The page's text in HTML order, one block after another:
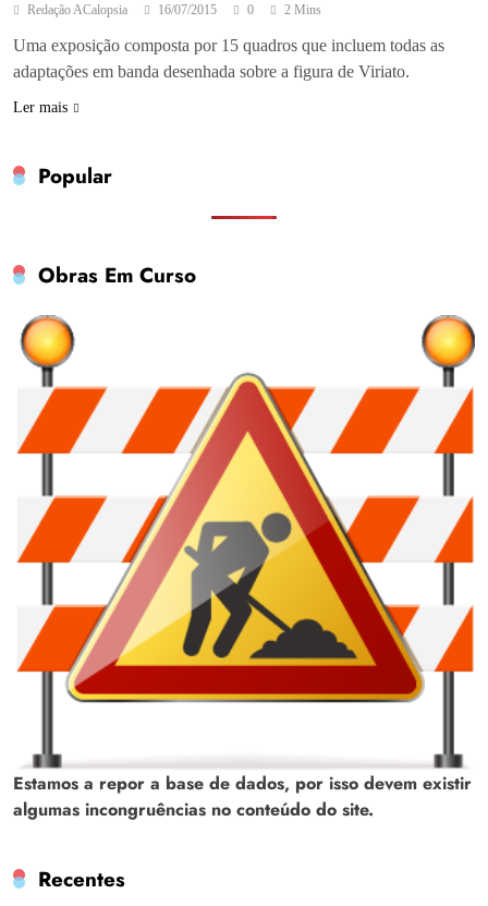
Redação ACalopsia 16/07/2015 0 2 Mins
Uma exposição composta por 15 quadros que incluem todas as
adaptações em banda desenhada sobre a figura de Viriato.
Ler mais
Popular
Obras Em Curso
Estamos a repor a base de dados, por isso devem existir
algumas incongruências no conteúdo do site.
Recentes